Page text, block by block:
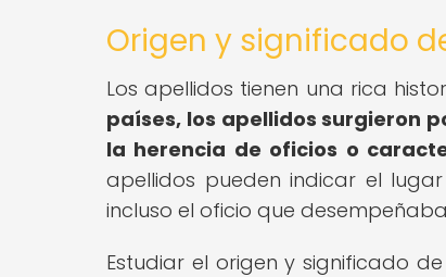
Origen y significado
Los apellidos tienen una rica
países, los apellidos surgieron
la herencia de oficios o
apellidos pueden indicar el
incluso el oficio que
Estudiar el origen y significado